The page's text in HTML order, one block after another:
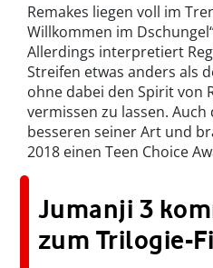
Remakes liegen voll im
Willkommen im
Allerdings interpretiert
Streifen etwas anders als
ohne dabei den Spirit von
vermissen zu lassen.
besseren seiner Art und
2018 einen Teen Choice
Jumanji 3
zum Trilogie-